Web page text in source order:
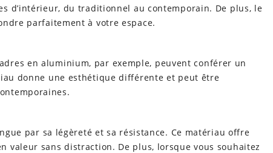
d’intérieur, du traditionnel au contemporain. De plus, le
parfaitement à votre espace.
en aluminium, par exemple, peuvent conférer un
donne une esthétique différente et peut être
par sa légèreté et sa résistance. Ce matériau offre
valeur sans distraction. De plus, lorsque vous souhaitez